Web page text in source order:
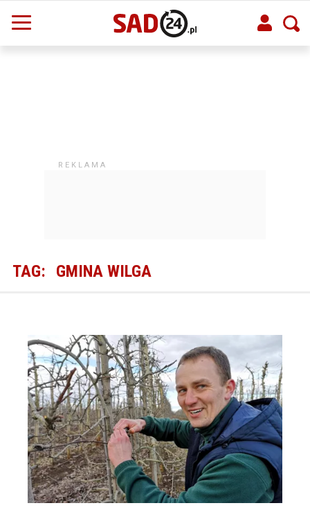
TAG: GMINA WILGA